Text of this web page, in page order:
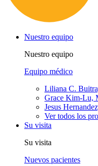
Nuestro equipo
Nuestro equipo
Equipo médico
Liliana C.
Grace Kim-Lu,
Jesus
Ver todos los
Su visita
Su visita
Nuevos pacientes